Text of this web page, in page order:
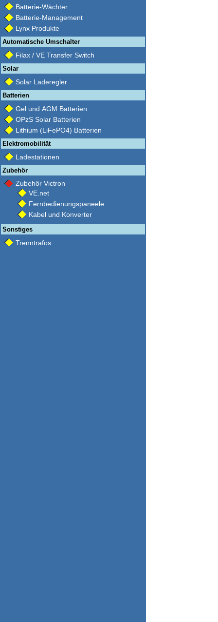
Batterie-Wächter
Batterie-Management
Lynx Produkte
Automatische Umschalter
Filax / VE Transfer Switch
Solar
Solar Laderegler
Batterien
Gel und AGM Batterien
OPzS Solar Batterien
Lithium (LiFePO4) Batterien
Elektromobilität
Ladestationen
Zubehör
Zubehör Victron
VE.net
Fernbedienungspaneele
Kabel und Konverter
Sonstiges
Trenntrafos